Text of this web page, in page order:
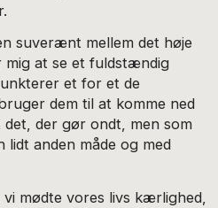
suverænt mellem det høje
at se et fuldstændig
et for et de
dem til at komme ned
der gør ondt, men som
anden måde og med
vi mødte vores livs kærlighed,